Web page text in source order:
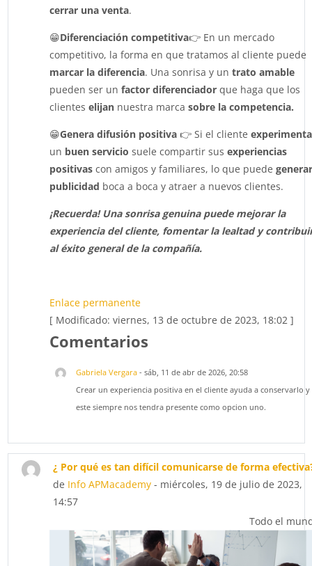
cerrar una venta.
😁Diferenciación competitiva👉 En un mercado
competitivo, la forma en que tratamos al cliente puede
marcar la diferencia. Una sonrisa y un trato amable
pueden ser un factor diferenciador que haga que los
clientes elijan nuestra marca sobre la competencia.
😁Genera difusión positiva 👉 Si el cliente experimenta
un buen servicio suele compartir sus experiencias
positivas con amigos y familiares, lo que puede generar
publicidad boca a boca y atraer a nuevos clientes.
¡Recuerda! Una sonrisa genuina puede mejorar la
experiencia del cliente, fomentar la lealtad y
al éxito general de la compañía.
Enlace permanente
[ Modificado: viernes, 13 de octubre de 2023, 18:02 ]
Comentarios
Gabriela Vergara- sáb, 11 de abr de 2026, 20:58
Crear un experiencia positiva en el cliente ayuda a conservarlo y
este siempre nos tendra presente como opcion uno.
¿ Por qué es tan difícil comunicarse de forma
de Info APMacademy - miércoles, 19 de julio de 2023,
14:57
Todo el